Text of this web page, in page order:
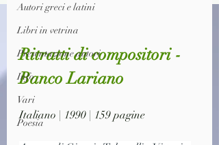
Autori greci e latini
Libri in vetrina
Presentazione autori
Info
Vari
Poesia
Ritratti di compositori -
Banco Lariano
Italiano | 1990 | 159 pagine